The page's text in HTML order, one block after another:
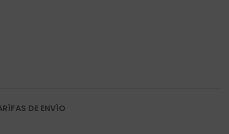
DE ENVÍO